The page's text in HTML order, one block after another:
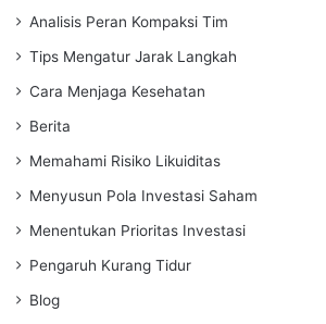
Analisis Peran Kompaksi Tim
Tips Mengatur Jarak Langkah
Cara Menjaga Kesehatan
Berita
Memahami Risiko Likuiditas
Menyusun Pola Investasi Saham
Menentukan Prioritas Investasi
Pengaruh Kurang Tidur
Blog